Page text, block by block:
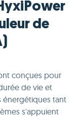
de
conçues pour
de vie et
énergétiques tant
s'appuient